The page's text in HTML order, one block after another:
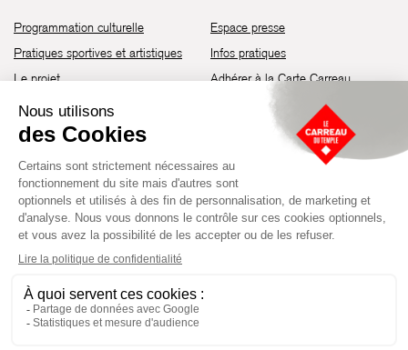
Programmation culturelle
Pratiques sportives et artistiques
Le projet
Brochure de saison 25-26
Découvrir les espaces
Devenir partenaire
Espace presse
Infos pratiques
Adhérer à la Carte Carreau
Guide d’accessibilité
Établissement culturel et sportif à l’architecture industrielle de la fin du
XIXème siècle, le Carreau du Temple fut réhabilité en 2014 par la Ville
artistiques, culturels et sportifs, à travers une programmation éclectique